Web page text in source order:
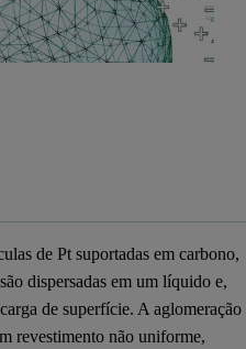
de Pt suportadas em carbono,
dispersadas em um líquido e,
de superfície. A aglomeração
revestimento não uniforme,